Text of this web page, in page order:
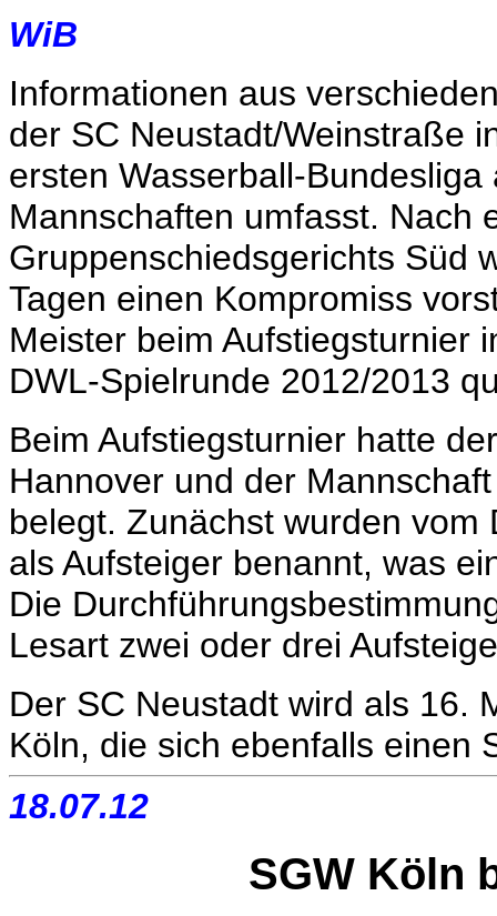
WiB
Informationen aus
der SC Neustadt/Weinstraße
ersten Wasserball-
Mannschaften umfasst. Nach
Gruppenschiedsgerichts Süd
Tagen einen Kompromiss
Meister beim Aufstiegsturnier
DWL-Spielrunde 2012/2013
Beim Aufstiegsturnier hatte
Hannover und der
belegt. Zunächst wurden
als Aufsteiger benannt, was
Die
Lesart zwei oder drei
Der SC Neustadt wird als 16.
Köln, die sich ebenfalls einen
18.07.12
SGW Köln